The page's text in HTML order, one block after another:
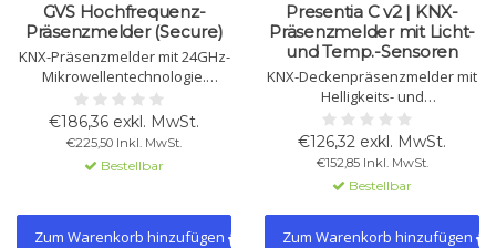
GVS Hochfrequenz-
Präsenzmelder (Secure)
KNX-Präsenzmelder mit 24GHz-
Mikrowellentechnologie.
Erfassungsbereich 8m, max.
Montagehöhe 4m. Unterstützt 4
Präsenzkanäle, konstante
Lichtsteuerung, RTC-Controller,
Logik- und
Deckenmontage. KNX Secure.
€186,36 exkl. MwSt.
€225,50 Inkl. MwSt.
Bestellbar
Zum Warenkorb hinzufügen
Presentia C v2 | KNX-
Präsenzmelder mit Licht-
und Temp.-Sensoren
KNX-Deckenpräsenzmelder mit
Helligkeits- und
Temperatursensoren. 360°-
Erfassung, 30 m Durchmesser.
Empfindlichkeit einstellbar,
konstante Lichtregelung und
Thermostat.
€126,32 exkl. MwSt.
€152,85 Inkl. MwSt.
Bestellbar
Zum Warenkorb hinzufügen